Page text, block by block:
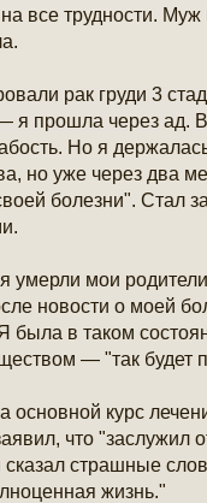
все трудности.
рак груди 3
я прошла через ад.
Но я
но уже через два
болезни". Стал
умерли мои
новости о моей
в таком
— "так будет
основной курс
что "заслужил
страшные
жизнь."